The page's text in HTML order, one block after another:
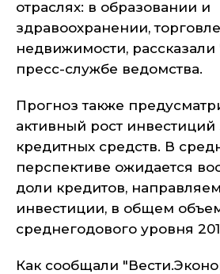
отраслях: в образовании и
здравоохранении,
недвижимости,
пресс-службе ведомства.
Прогноз также
активный рост инвестиций
кредитных средств. В
перспективе ожидается
доли кредитов,
инвестиции, в общем
среднегодового уровня
Как сообщали